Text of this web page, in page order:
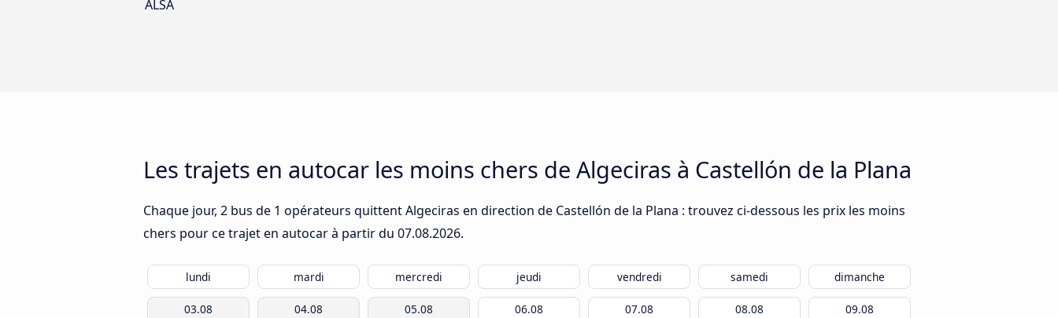
ALSA
Les trajets en autocar les moins chers de Algeciras à Castellón de la Plana
Chaque jour, 2 bus de 1 opérateurs quittent Algeciras en direction de Castellón de la Plana : trouvez ci-dessous les prix les moins
chers pour ce trajet en autocar à partir du 07.08.2026.
lundi mardi mercredi jeudi vendredi samedi dimanche
03.08 04.08 05.08 06.08 07.08 08.08 09.08